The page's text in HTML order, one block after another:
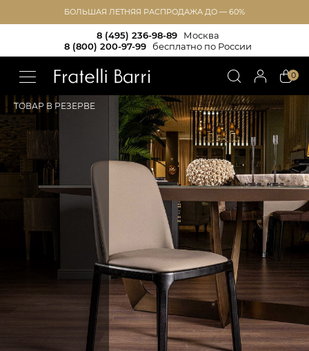
БОЛЬШАЯ ЛЕТНЯЯ РАСПРОДАЖА ДО — 60%
8 (495) 236-98-89
Москва
8 (800) 200-97-99
бесплатно по России
0
ТОВАР В РЕЗЕРВЕ